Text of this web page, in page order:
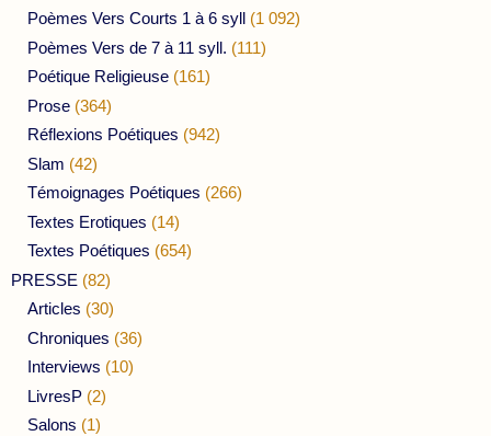
Poèmes Vers Courts 1 à 6 syll (1 092)
Poèmes Vers de 7 à 11 syll. (111)
Poétique Religieuse (161)
Prose (364)
Réflexions Poétiques (942)
Slam (42)
Témoignages Poétiques (266)
Textes Erotiques (14)
Textes Poétiques (654)
PRESSE (82)
Articles (30)
Chroniques (36)
Interviews (10)
LivresP (2)
Salons (1)